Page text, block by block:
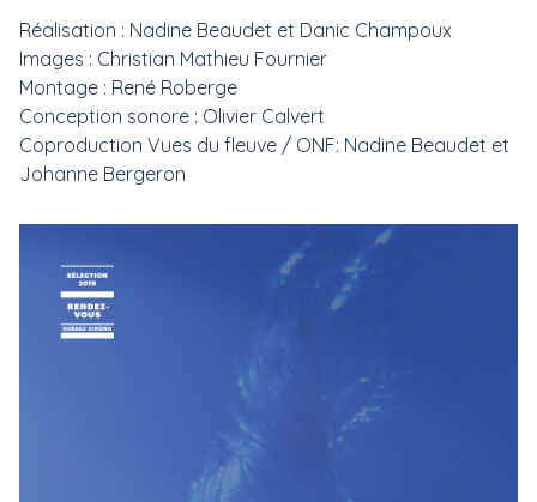
Réalisation : Nadine Beaudet et Danic Champoux
Images : Christian Mathieu Fournier
Montage : René Roberge
Conception sonore : Olivier Calvert
Coproduction Vues du fleuve / ONF: Nadine Beaudet et
Johanne Bergeron